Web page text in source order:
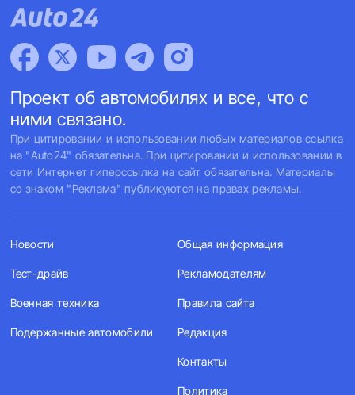
Проект об автомобилях и все, что с
ними связано.
При цитировании и использовании любых материалов ссылка
на "Auto24" обязательна. При цитировании и использовании в
сети Интернет гиперссылка на сайт обязательна. Материалы
со знаком "Реклама" публикуются на правах рекламы.
Новости
Тест-драйв
Военная техника
Подержанные автомобили
Общая информация
Рекламодателям
Правила сайта
Редакция
Контакты
Политика